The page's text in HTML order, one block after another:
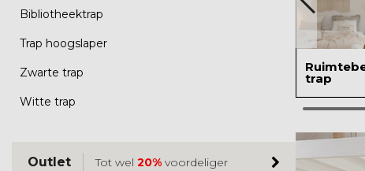
Bibliotheektrap
Trap hoogslaper
Zwarte trap
Witte trap
Outlet Tot wel 20% voordeliger
trap